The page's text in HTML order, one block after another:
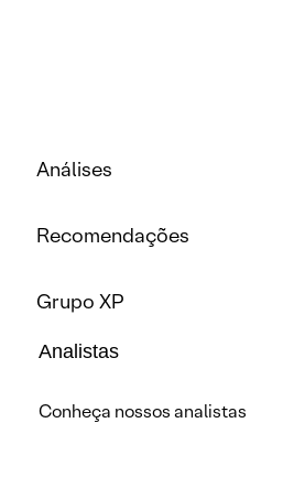
Análises
Recomendações
Grupo XP
Analistas
Conheça nossos analistas